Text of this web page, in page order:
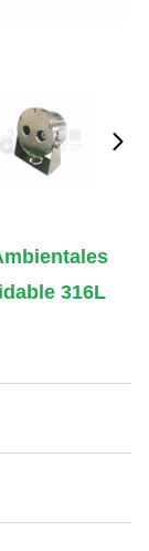
316L